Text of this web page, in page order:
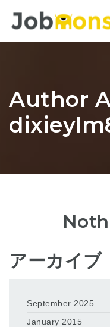
Author
アーカイブ
September 2025
January 2015